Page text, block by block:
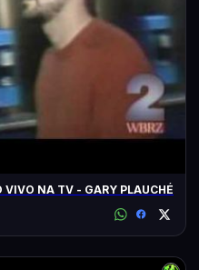
VIVO NA TV - GARY PLAUCHÉ